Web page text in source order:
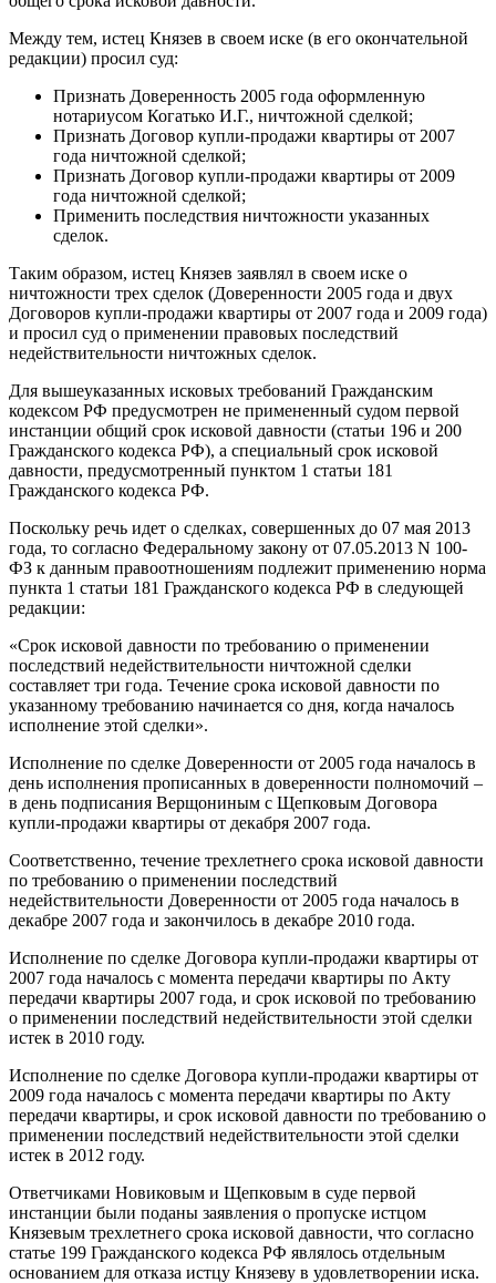
Между тем, истец Князев в своем иске (в его окончательной
редакции) просил суд:
Признать Доверенность 2005 года оформленную
нотариусом Когатько И.Г., ничтожной сделкой;
Признать Договор купли-продажи квартиры от 2007
года ничтожной сделкой;
Признать Договор купли-продажи квартиры от 2009
года ничтожной сделкой;
Применить последствия ничтожности указанных
сделок.
Таким образом, истец Князев заявлял в своем иске о
ничтожности трех сделок (Доверенности 2005 года и двух
Договоров купли-продажи квартиры от 2007 года и 2009 года)
и просил суд о применении правовых последствий
недействительности ничтожных сделок.
Для вышеуказанных исковых требований Гражданским
кодексом РФ предусмотрен не примененный судом первой
инстанции общий срок исковой давности (статьи 196 и 200
Гражданского кодекса РФ), а специальный срок исковой
давности, предусмотренный пунктом 1 статьи 181
Гражданского кодекса РФ.
Поскольку речь идет о сделках, совершенных до 07 мая 2013
года, то согласно Федеральному закону от 07.05.2013 N 100-
ФЗ к данным правоотношениям подлежит применению норма
пункта 1 статьи 181 Гражданского кодекса РФ в следующей
редакции:
«Срок исковой давности по требованию о применении
последствий недействительности ничтожной сделки
составляет три года. Течение срока исковой давности по
указанному требованию начинается со дня, когда началось
исполнение этой сделки».
Исполнение по сделке Доверенности от 2005 года началось в
день исполнения прописанных в доверенности полномочий –
в день подписания Верщониным с Щепковым Договора
купли-продажи квартиры от декабря 2007 года.
Соответственно, течение трехлетнего срока исковой давности
по требованию о применении последствий
недействительности Доверенности от 2005 года началось в
декабре 2007 года и закончилось в декабре 2010 года.
Исполнение по сделке Договора купли-продажи квартиры от
2007 года началось с момента передачи квартиры по Акту
передачи квартиры 2007 года, и срок исковой по требованию
о применении последствий недействительности этой сделки
истек в 2010 году.
Исполнение по сделке Договора купли-продажи квартиры от
2009 года началось с момента передачи квартиры по Акту
передачи квартиры, и срок исковой давности по требованию о
применении последствий недействительности этой сделки
истек в 2012 году.
Ответчиками Новиковым и Щепковым в суде первой
инстанции были поданы заявления о пропуске истцом
Князевым трехлетнего срока исковой давности, что согласно
статье 199 Гражданского кодекса РФ являлось отдельным
основанием для отказа истцу Князеву в удовлетворении иска.